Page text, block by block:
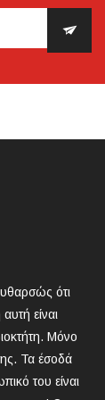
Αθήνα
με
σε
Covid, 13
ότι
είναι
Μόνο
Τα έσοδά
του είναι